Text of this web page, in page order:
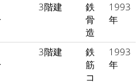
3階建
鉄
骨
造
1993
年
3階建
鉄
筋
コ
1993
年